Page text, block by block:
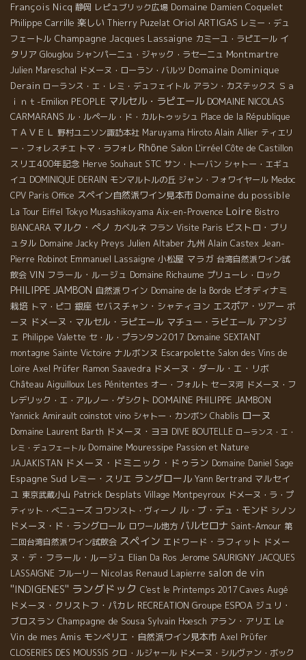
François Nicq 静岡 レピュブリック広場 Domaine Damien Coquelet
Philippe Carrille 楽しい Thierry Puzelat Oriol ARTIGAS レミー・デュ
フェートル Champagne Jacques Lassaigne カミーユ・ラピエール イ
タリア Glouglou シャンパーニュ・ジャック・ラセーニュ Montmartre
Julien Mareschal ドメーヌ・ローラン・バルツ Domaine Dominique
Derain ローランス・エ・レミ・デュフェイトル アラン・カステックス Ｓａ
ｉｎｔ-Emilion PEOPLE マルセル・ラピエール DOMAINE NICOLAS
CARMARANS ル・ルペール・ド・カルトゥッシュ Place de la République
ＴＡＶＥＬ 野村ユニソン諏訪本社 Maruyama Hiroto Alain Allier ティエリ
ー・フォレスチエ トマ・ラフォレ Rhône Salon L'irréel Côte de Castillon
スリエ400年記念 Herve Souhaut STC サン・トーバン シャトー・エギュ
イユ DOMINIQUE DERAIN モンマルトルの丘 ジャン・フォワイヤール Medoc
CPV Paris Office スペイン自然派ワイン見本市 Domaine du possible
La Tour Eiffel Tokyo Musashikoyama Aix-en-Provence Loire Bistro
BIANCARA マルク・ぺノ カベルネ フラン Visite Paris ビストロ・ブリ
ュタル Domaine Jacky Preys Julien Altaber 九州 Alain Castex Jean-
Pierre Robinot Emmanuel Lassaigne 小松屋 マラガ 台湾自然派ワイン試
飲会 VIN フラール・ルージュ Domaine Richaume プリューレ・ロック
PHILIPPE JAMBON 自然派ワイン Domaine de la Borde ビオディナミ
栽培 トマ・ピコ 銀座 セバスチャン・シャティヨン エスポア・ツアー ボ
ーヌ ドメーヌ・マルセル・ラピエール マチュー・ラピエール アンジ
ェ Philippe Valette セ・ル・プランタン2017 Domaine SEXTANT
montagne Sainte Victoire ナルボンヌ Escarpolette Salon des Vins de
Loire Axel Prüfer Ramon Saavedra ドメーヌ・ダール・エ・リボ
Château Aiguilloux Les Pénitentes オー・フォルト セーヌ河 ドメーヌ・フ
レデリック・エ・アルノー・ゲシクト DOMAINE PHILIPPE JAMBON
Yannick Amirault coinstot vino シャトー・カンボン Chablis ローヌ
Domaine Laurent Barth ドメーヌ・ヨヨ DIVE BOUTELLE ローランス・エ・
レミ・デュフェートル Domaine Mouressipe Passion et Nature
JAJAKISTAN ドメーヌ・ドミニック・ドゥラン Domaine Daniel Sage
Espagne Sud レミー・スリエ ラングロール Yann Bertrand マルセイ
ユ 東京武蔵小山 Patrick Desplats Village Montpeyroux ドメーヌ・ラ・プ
ティット・べニューズ コワンスト・ヴィーノ ル・ブ・デュ・モンド シノン
ドメーヌ・ド・ラングロール ロワール地方 バルセロナ Saint-Amour 第
二回台湾自然派ワイン試飲会 スペイン エドワード・ラフィット ドメー
ヌ・デ・フラール・ルージュ Elian Da Ros Jerome SAURIGNY JACQUES
LASSAIGNE フルーリー Nicolas Renaud Lapierre salon de vin
''INDIGENES'' ラングドック C'est le Printemps 2017 Caves Augé
ドメーヌ・クリストフ・パカレ RECREATION Groupe ESPOA ジュリ・
ブロスラン Champagne de Sousa Sylvain Hoesch アラン・アリエ Le
Vin de mes Amis モンペリエ・自然派ワイン見本市 Axel Prϋfer
CLOSERIES DES MOUSSIS クロ・ルジャール ドメーヌ・シルヴァン・ボック